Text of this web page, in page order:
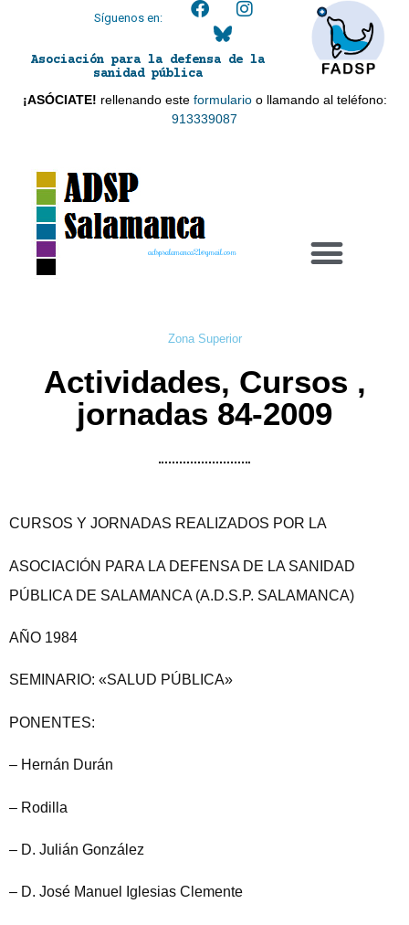
Síguenos en:
Asociación para la defensa de la
sanidad pública
¡ASÓCIATE! rellenando este formularioo llamando al teléfono:
913339087
adspsalamanca21@gmail.com
Zona Superior
Actividades, Cursos ,
jornadas 84-2009
CURSOS Y JORNADAS REALIZADOS POR LA
ASOCIACIÓN PARA LA DEFENSA DE LA SANIDAD
PÚBLICA DE SALAMANCA (A.D.S.P. SALAMANCA)
AÑO 1984
SEMINARIO: «SALUD PÚBLICA»
PONENTES:
– Hernán Durán
– Rodilla
– D. Julián González
– D. José Manuel Iglesias Clemente